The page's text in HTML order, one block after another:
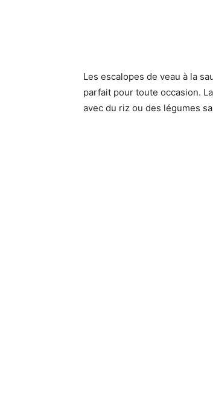
Les escalopes de veau à la
parfait pour toute occasion.
avec du riz ou des légumes